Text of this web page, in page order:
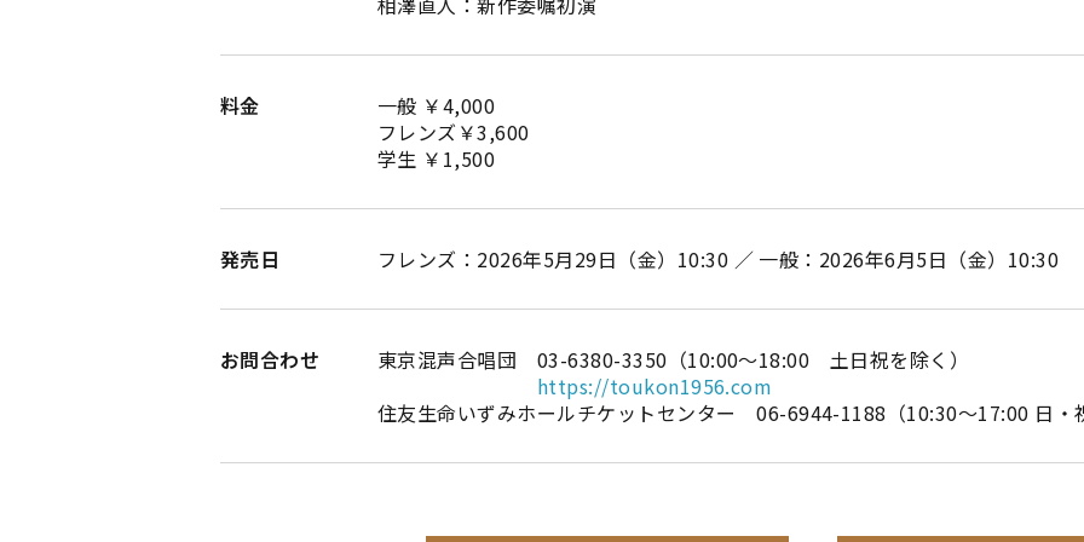
料金
一般 ￥4,000
フレンズ￥3,600
学生 ￥1,500
発売日 フレンズ：2026年5月29日（金）10:30 ／ 一般：2026年6月5日（金）10:30
お問合わせ
東京混声合唱団 03-6380-3350（10:00～18:00 土日祝を除く）
https://toukon1956.com
住友生命いずみホールチケットセンター 06-6944-1188（10:30～17:00 日・